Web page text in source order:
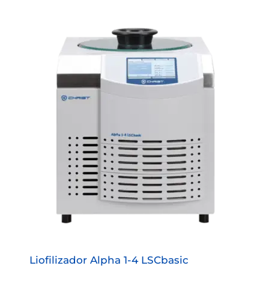
Liofilizador Alpha 1-4 LSCbasic